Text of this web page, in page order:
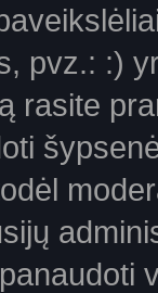
pvz.: :)
rasite